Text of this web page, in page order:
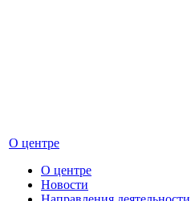
О центре
О центре
Новости